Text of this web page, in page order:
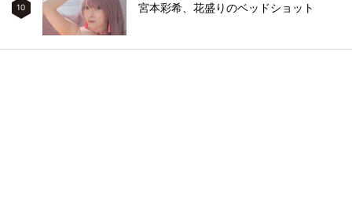
10 宮本彩希、花盛りのベッドショット